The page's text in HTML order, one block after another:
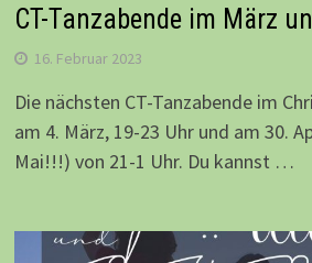
CT-Tanzabende im März
16. Februar 2023
Die nächsten CT-Tanzabende im
am 4. März, 19-23 Uhr und am 30.
Mai!!!) von 21-1 Uhr. Du kannst …